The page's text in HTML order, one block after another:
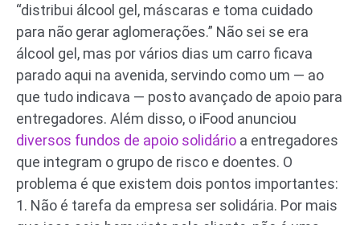
“distribui álcool gel, máscaras e toma cuidado
para não gerar aglomerações.” Não sei se era
álcool gel, mas por vários dias um carro ficava
parado aqui na avenida, servindo como um — ao
que tudo indicava — posto avançado de apoio para
entregadores. Além disso, o iFood anunciou
diversos fundos de apoio solidário a entregadores
que integram o grupo de risco e doentes. O
problema é que existem dois pontos importantes:
1. Não é tarefa da empresa ser solidária. Por mais